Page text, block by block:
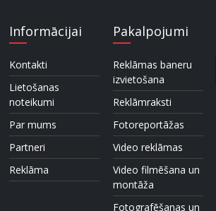
Informācijai
Kontakti
Lietošanas
noteikumi
Par mums
Partneri
Reklāma
Pakalpojumi
Reklāmas baneru
izvietošana
Reklāmraksti
Fotoreportāžas
Video reklāmas
Video filmēšana un
montāža
Fotografēšanas un